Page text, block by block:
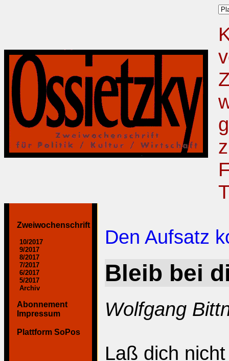
Zweiwochenschrift
10/2017
9/2017
8/2017
7/2017
6/2017
5/2017
Archiv
Abonnement
Impressum
Plattform SoPos
Den Aufsatz
Bleib bei
Wolfgang
Laß dich